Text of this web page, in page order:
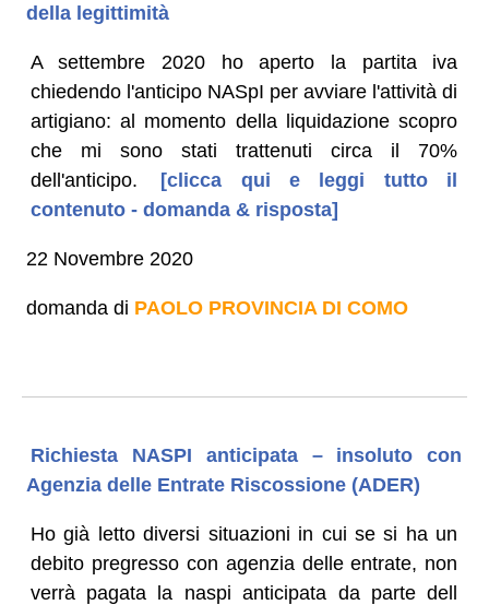
della legittimità
A settembre 2020 ho aperto la partita iva
chiedendo l'anticipo NASpI per avviare l'attività di
artigiano: al momento della liquidazione scopro
che mi sono stati trattenuti circa il 70%
dell'anticipo.
[clicca qui e leggi tutto il
contenuto - domanda & risposta]
22 Novembre 2020
domanda di PAOLO PROVINCIA DI COMO
Richiesta NASPI anticipata – insoluto con
Agenzia delle Entrate Riscossione (ADER)
Ho già letto diversi situazioni in cui se si ha un
debito pregresso con agenzia delle entrate, non
verrà pagata la naspi anticipata da parte dell